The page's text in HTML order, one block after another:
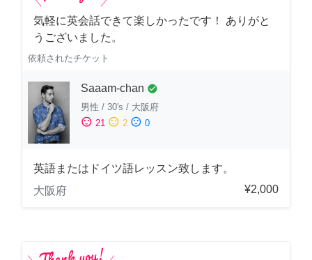
気軽に英会話できて楽しかったです！ ありがと
うございました。
依頼されたチケット
Saaam-chan check_circle
男性 / 30's / 大阪府
sentiment_satisfied 21 sentiment_neutral 2 sentiment_dissatisfied 0
英語またはドイツ語レッスン致します。
大阪府
¥2,000